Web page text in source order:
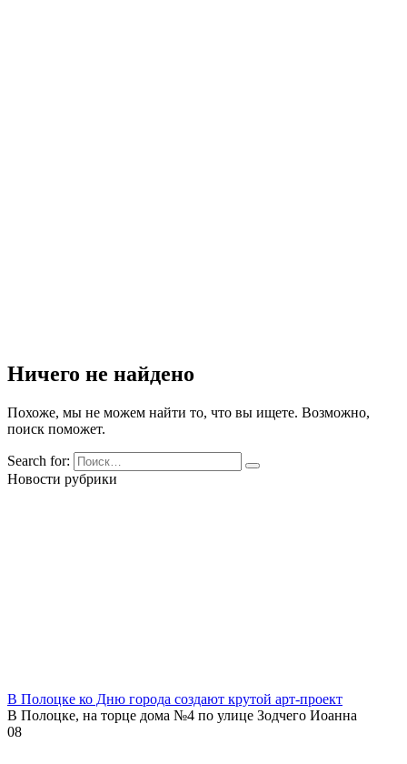
Ничего не найдено
Похоже, мы не можем найти то, что вы ищете. Возможно,
поиск поможет.
Search for:
Новости рубрики
В Полоцке ко Дню города создают крутой арт-проект
В Полоцке, на торце дома №4 по улице Зодчего Иоанна
08